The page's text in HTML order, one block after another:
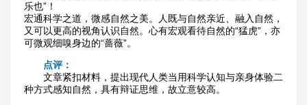
乐也”！
宏通科学之道，微感自然之美。人既与自然亲近、融入自然，
又可以更高的视角认识自然。心有宏观看待自然的“猛虎”，亦
可微观细嗅身边的“蔷薇”。
点评：
文章紧扣材料，提出现代人类当用科学认知与亲身体验二
种方式感知自然，具有辩证思维，故立意较高。